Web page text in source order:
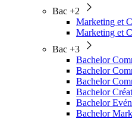
Bac +2
Marketing et
Marketing et
Bac +3
Bachelor
Bachelor
Bachelor
Bachelor
Bachelor
Bachelor